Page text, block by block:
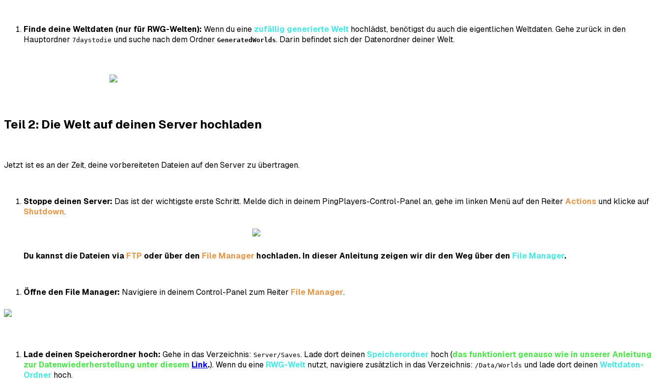
Finde deine Weltdaten (nur für RWG-Welten): Wenn du eine zufällig generierte Welt hochlädst, benötigst du auch die eigentlichen Weltdaten. Gehe zurück in den
Hauptordner 7daystodie und suche nach dem Ordner GeneratedWorlds. Darin befindet sich der Datenordner deiner Welt.
Teil 2: Die Welt auf deinen Server hochladen
Jetzt ist es an der Zeit, deine vorbereiteten Dateien auf den Server zu übertragen.
Stoppe deinen Server: Das ist der wichtigste erste Schritt. Melde dich in deinem PingPlayers-Control-Panel an, gehe im linken Menü auf den Reiter Actions und klicke auf
Shutdown.
Du kannst die Dateien via FTP oder über den File Manager hochladen. In dieser Anleitung zeigen wir dir den Weg über den File Manager.
Öffne den File Manager: Navigiere in deinem Control-Panel zum Reiter File Manager.
Lade deinen Speicherordner hoch: Gehe in das Verzeichnis: Server/Saves. Lade dort deinen Speicherordner hoch (das funktioniert genauso wie in unserer Anleitung
zur Datenwiederherstellung unter diesem Link.). Wenn du eine RWG-Welt nutzt, navigiere zusätzlich in das Verzeichnis: /Data/Worlds und lade dort deinenWeltdaten-
Ordner hoch.